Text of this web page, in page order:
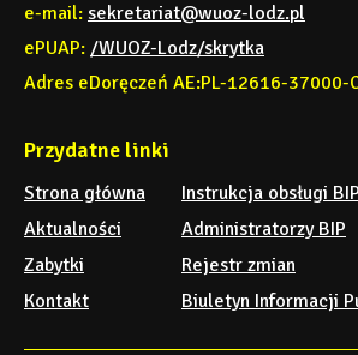
e-mail: sekretariat@wuoz-lodz.pl
ePUAP: /WUOZ-Lodz/skrytka
Adres eDoręczeń AE:PL-12616-37000-
Przydatne linki
Strona główna
Aktualności
Zabytki
Kontakt
Instrukcja obsługi BIP
Administratorzy BIP
Rejestr zmian
Biuletyn Informacji